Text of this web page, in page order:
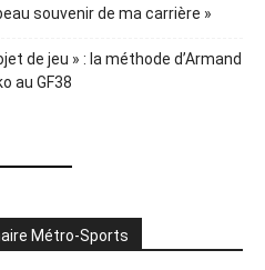
souvenir de ma carrière »
de jeu » : la méthode d’Armand
au GF38
Métro-Sports